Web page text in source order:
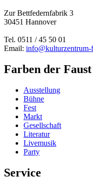
Zur Bettfedernfabrik 3
30451 Hannover
Tel. 0511 / 45 50 01
Email: info@kulturzentrum-
Farben der Faust
Ausstellung
Bühne
Fest
Markt
Gesellschaft
Literatur
Livemusik
Party
Service